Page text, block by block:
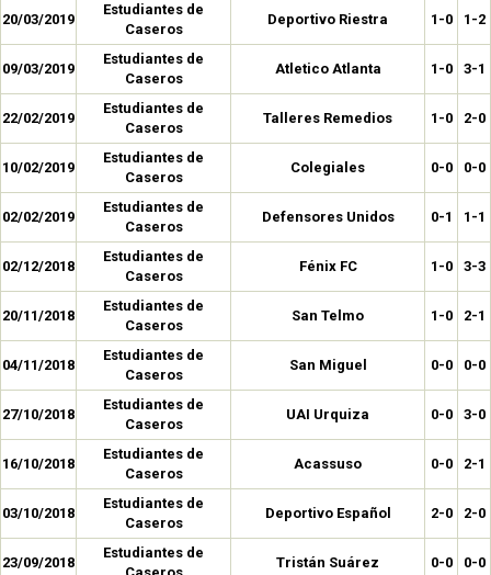
20/03/2019
Estudiantes de
Caseros
Deportivo Riestra 1-0 1-2
09/03/2019
Estudiantes de
Caseros
Atletico Atlanta 1-0 3-1
22/02/2019
Estudiantes de
Caseros
Talleres Remedios 1-0 2-0
10/02/2019
Estudiantes de
Caseros
Colegiales 0-0 0-0
02/02/2019
Estudiantes de
Caseros
Defensores Unidos 0-1 1-1
02/12/2018
Estudiantes de
Caseros
Fénix FC 1-0 3-3
20/11/2018
Estudiantes de
Caseros
San Telmo 1-0 2-1
04/11/2018
Estudiantes de
Caseros
San Miguel 0-0 0-0
27/10/2018
Estudiantes de
Caseros
UAI Urquiza 0-0 3-0
16/10/2018
Estudiantes de
Caseros
Acassuso 0-0 2-1
03/10/2018
Estudiantes de
Caseros
Deportivo Español 2-0 2-0
23/09/2018
Estudiantes de
Tristán Suárez 0-0 0-0